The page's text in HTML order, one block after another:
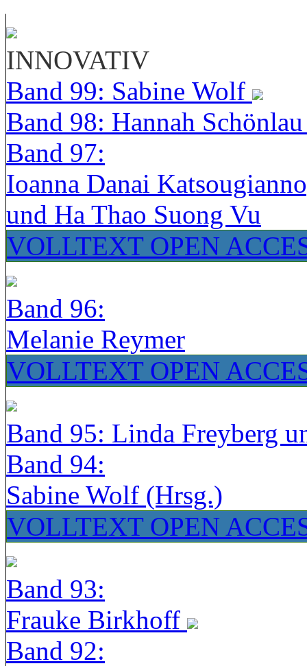
INNOVATIV
Band 99: Sabine Wolf
Band 98: Hannah
Band 97:
Ioanna Danai
und Ha Thao Suong Vu
VOLLTEXT OPEN
Band 96:
Melanie Reymer
VOLLTEXT OPEN
Band 95: Linda Freyberg
Band 94:
Sabine Wolf (Hrsg.)
VOLLTEXT OPEN
Band 93:
Frauke Birkhoff
Band 92: